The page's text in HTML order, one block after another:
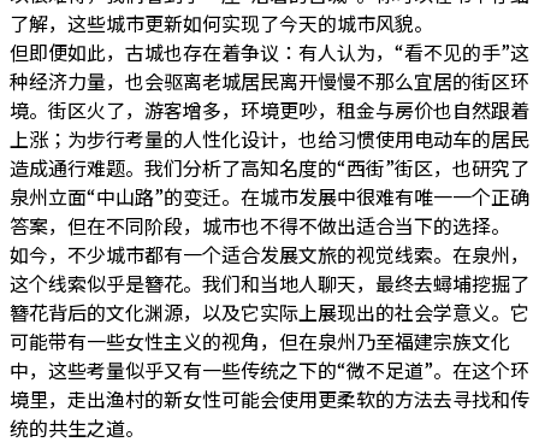
了解，这些城市更新如何实现了今天的城市风貌。
但即便如此，古城也存在着争议：有人认为，“看不见的手”这
种经济力量，也会驱离老城居民离开慢慢不那么宜居的街区环
境。街区火了，游客增多，环境更吵，租金与房价也自然跟着
上涨；为步行考量的人性化设计，也给习惯使用电动车的居民
造成通行难题。我们分析了高知名度的“西街”街区，也研究了
泉州立面“中山路”的变迁。在城市发展中很难有唯一一个正确
答案，但在不同阶段，城市也不得不做出适合当下的选择。
如今，不少城市都有一个适合发展文旅的视觉线索。在泉州，
这个线索似乎是簪花。我们和当地人聊天，最终去蟳埔挖掘了
簪花背后的文化渊源，以及它实际上展现出的社会学意义。它
可能带有一些女性主义的视角，但在泉州乃至福建宗族文化
中，这些考量似乎又有一些传统之下的“微不足道”。在这个环
境里，走出渔村的新女性可能会使用更柔软的方法去寻找和传
统的共生之道。